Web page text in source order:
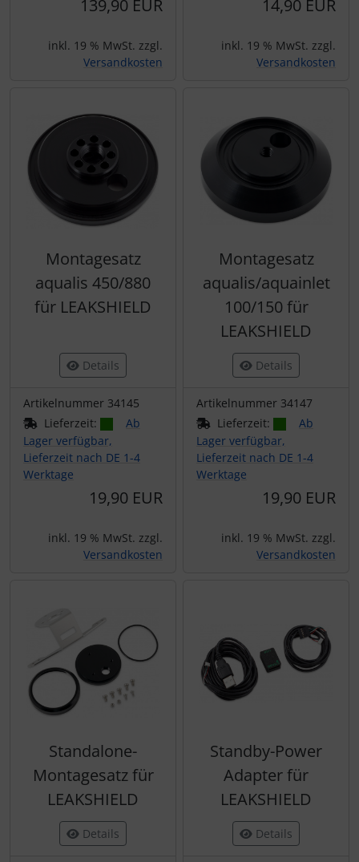
139,90 EUR
inkl. 19 % MwSt. zzgl.
Versandkosten
14,90 EUR
inkl. 19 % MwSt. zzgl.
Versandkosten
Montagesatz
aqualis 450/880
für LEAKSHIELD
Details
Artikelnummer 34145
Lieferzeit:
Ab
Lager verfügbar,
Lieferzeit nach DE 1-4
Werktage
19,90 EUR
inkl. 19 % MwSt. zzgl.
Versandkosten
Montagesatz
aqualis/aquainlet
100/150 für
LEAKSHIELD
Details
Artikelnummer 34147
Lieferzeit:
Ab
Lager verfügbar,
Lieferzeit nach DE 1-4
Werktage
19,90 EUR
inkl. 19 % MwSt. zzgl.
Versandkosten
Standalone-
Montagesatz für
LEAKSHIELD
Details
Standby-Power
Adapter für
LEAKSHIELD
Details